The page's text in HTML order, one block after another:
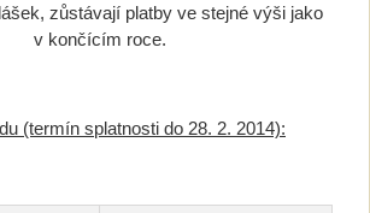
zůstávají platby ve stejné výši jako
v končícím roce.
(termín splatnosti do 28. 2. 2014):